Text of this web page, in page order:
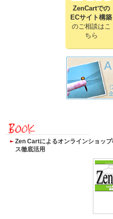
ZenCartでの
ECサイト構築
のご相談はこ
ちら
Zen Cartによるオンラインショッ
ス徹底活用